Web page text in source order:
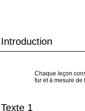
Introduction
Chaque leçon
fur et à mesure
Texte 1